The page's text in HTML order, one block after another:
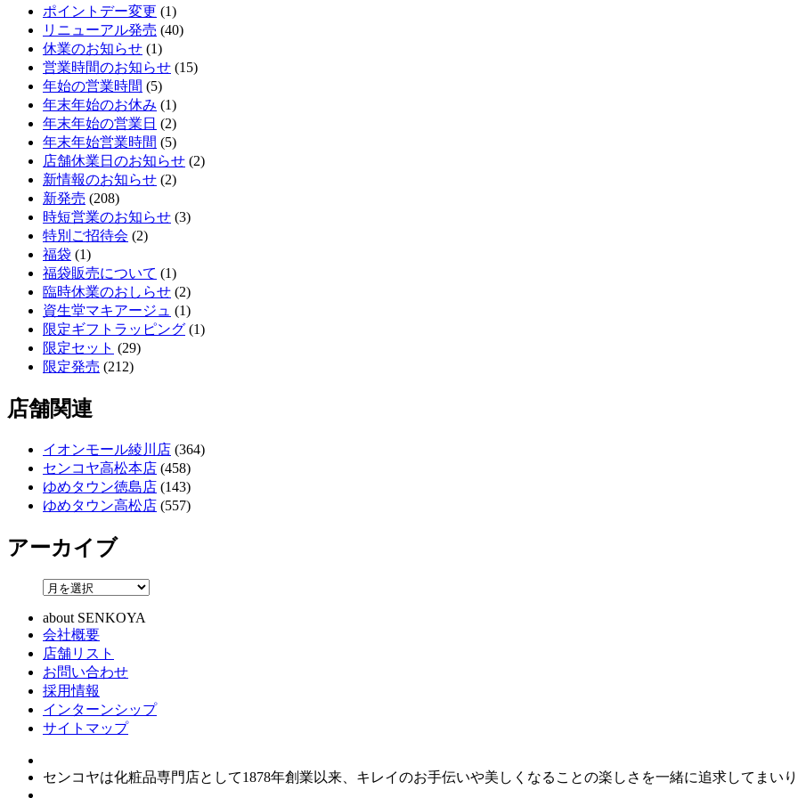
ポイントデー変更 (1)
リニューアル発売 (40)
休業のお知らせ (1)
営業時間のお知らせ (15)
年始の営業時間 (5)
年末年始のお休み (1)
年末年始の営業日 (2)
年末年始営業時間 (5)
店舗休業日のお知らせ (2)
新情報のお知らせ (2)
新発売 (208)
時短営業のお知らせ (3)
特別ご招待会 (2)
福袋 (1)
福袋販売について (1)
臨時休業のおしらせ (2)
資生堂マキアージュ (1)
限定ギフトラッピング (1)
限定セット (29)
限定発売 (212)
店舗関連
イオンモール綾川店 (364)
センコヤ高松本店 (458)
ゆめタウン徳島店 (143)
ゆめタウン高松店 (557)
アーカイブ
about SENKOYA
会社概要
店舗リスト
お問い合わせ
採用情報
インターンシップ
サイトマップ
センコヤは化粧品専門店として1878年創業以来、キレイのお手伝いや美しくなることの楽しさを一緒に追求してまいり